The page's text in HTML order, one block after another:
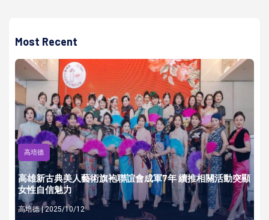
Most Recent
高培德
高雄新古典美人藝術旗袍聯誼會成軍7年 續推相關活動突顯
女性自信魅力
高培德 | 2025/10/12